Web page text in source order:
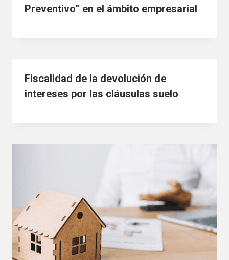
Preventivo” en el ámbito empresarial
Fiscalidad de la devolución de
intereses por las cláusulas suelo